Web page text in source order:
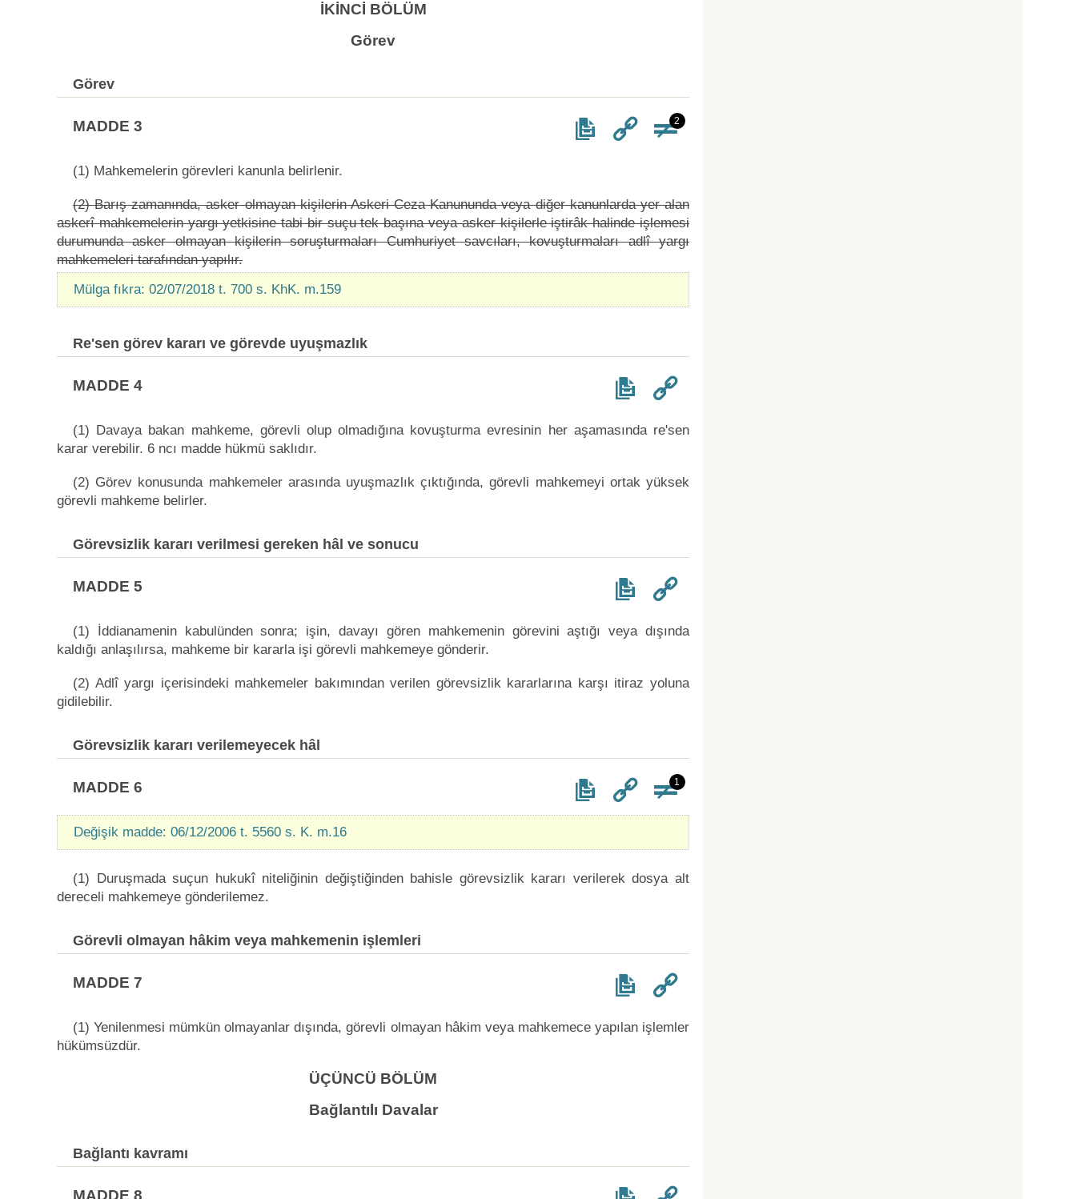
İKİNCİ BÖLÜM
Görev
Görev
MADDE 3 2
(1) Mahkemelerin görevleri kanunla belirlenir.
(2) Barış zamanında, asker olmayan kişilerin Askeri Ceza Kanununda veya diğer kanunlarda yer alan
askerî mahkemelerin yargı yetkisine tabi bir suçu tek başına veya asker kişilerle iştirâk halinde işlemesi
durumunda asker olmayan kişilerin soruşturmaları Cumhuriyet savcıları, kovuşturmaları adlî yargı
mahkemeleri tarafından yapılır.
Mülga fıkra: 02/07/2018 t. 700 s. KhK. m.159
Re'sen görev kararı ve görevde uyuşmazlık
MADDE 4
(1) Davaya bakan mahkeme, görevli olup olmadığına kovuşturma evresinin her aşamasında re'sen
karar verebilir. 6 ncı madde hükmü saklıdır.
(2) Görev konusunda mahkemeler arasında uyuşmazlık çıktığında, görevli mahkemeyi ortak yüksek
görevli mahkeme belirler.
Görevsizlik kararı verilmesi gereken hâl ve sonucu
MADDE 5
(1) İddianamenin kabulünden sonra; işin, davayı gören mahkemenin görevini aştığı veya dışında
kaldığı anlaşılırsa, mahkeme bir kararla işi görevli mahkemeye gönderir.
(2) Adlî yargı içerisindeki mahkemeler bakımından verilen görevsizlik kararlarına karşı itiraz yoluna
gidilebilir.
Görevsizlik kararı verilemeyecek hâl
MADDE 6 1
Değişik madde: 06/12/2006 t. 5560 s. K. m.16
(1) Duruşmada suçun hukukî niteliğinin değiştiğinden bahisle görevsizlik kararı verilerek dosya alt
dereceli mahkemeye gönderilemez.
Görevli olmayan hâkim veya mahkemenin işlemleri
MADDE 7
(1) Yenilenmesi mümkün olmayanlar dışında, görevli olmayan hâkim veya mahkemece yapılan işlemler
hükümsüzdür.
ÜÇÜNCÜ BÖLÜM
Bağlantılı Davalar
Bağlantı kavramı
MADDE 8